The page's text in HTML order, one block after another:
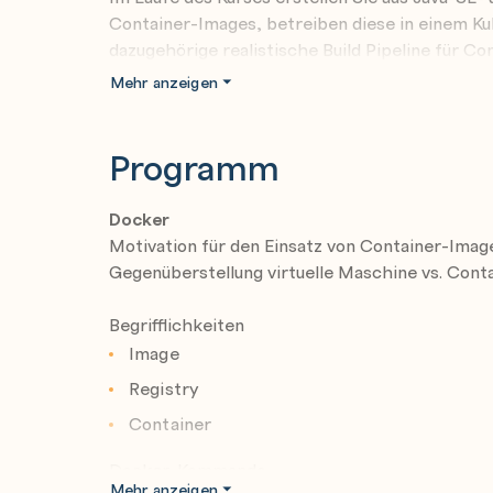
Container-Images, betreiben diese in einem
dazugehörige realistische Build Pipeline für
Möglichkeiten und Problemstellungen der
können Java/JEE-Anwendungen damit
Kubernetes-Cluster ausrollen.
Mehr anzeigen
Programm
Docker
Motivation für den Einsatz von Container-
Gegenüberstellung virtuelle Maschine vs.
Begrifflichkeiten
Image
Registry
Container
Mehr anzeigen